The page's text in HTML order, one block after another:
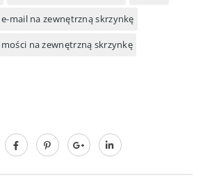
mail na zewnętrzną skrzynkę
na zewnętrzną skrzynkę